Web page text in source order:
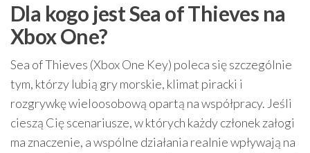
Dla kogo jest Sea of Thieves na
Xbox One?
Sea of Thieves (Xbox One Key) poleca się szczególnie
tym, którzy lubią gry morskie, klimat piracki i
rozgrywkę wieloosobową opartą na współpracy. Jeśli
cieszą Cię scenariusze, w których każdy członek załogi
ma znaczenie, a wspólne działania realnie wpływają na